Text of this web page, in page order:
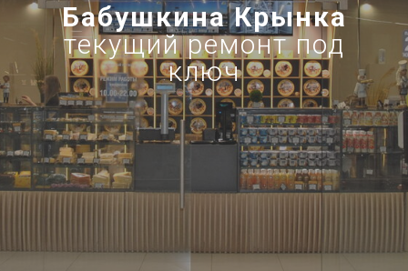
Бабушкина Крынка
текущий ремонт под
ключ